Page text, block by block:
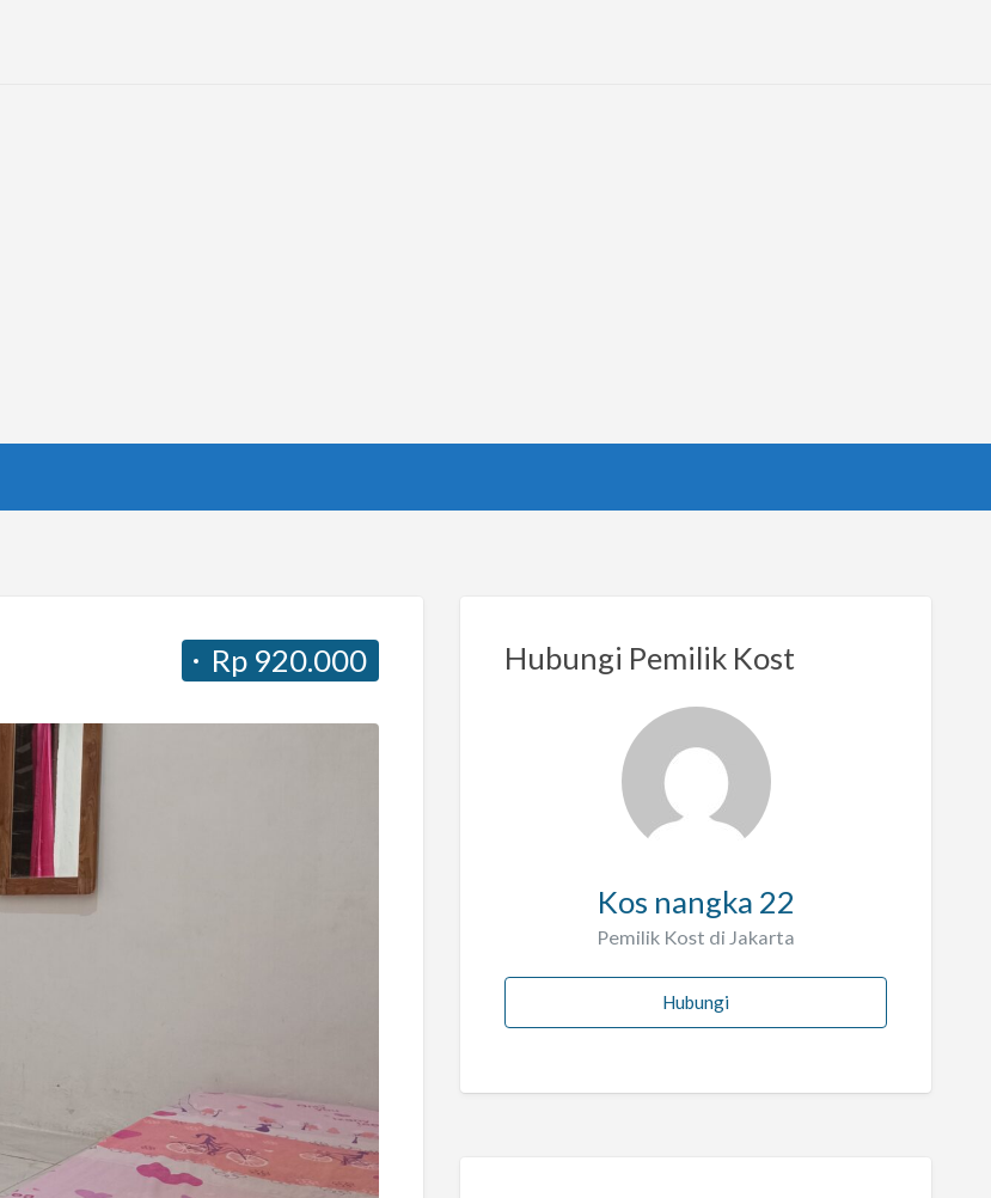
Rp 920.000 Hubungi Pemilik Kost
Kos nangka 22
Pemilik Kost di Jakarta
Hubungi